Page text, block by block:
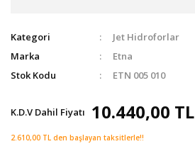
Kategori
Jet Hidroforlar
Marka
Etna
Stok Kodu
ETN 005 010
K.D.V Dahil Fiyatı 10.440,00 TL
2.610,00 TL den başlayan taksitlerle!!